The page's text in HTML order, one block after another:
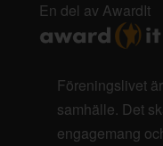
En del av AwardIt
Föreningslivet
samhälle. Det
engagemang